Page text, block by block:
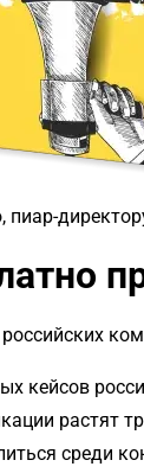
кейсов
растят
среди